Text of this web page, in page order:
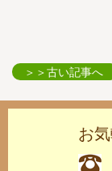
＞＞古い記事へ
お